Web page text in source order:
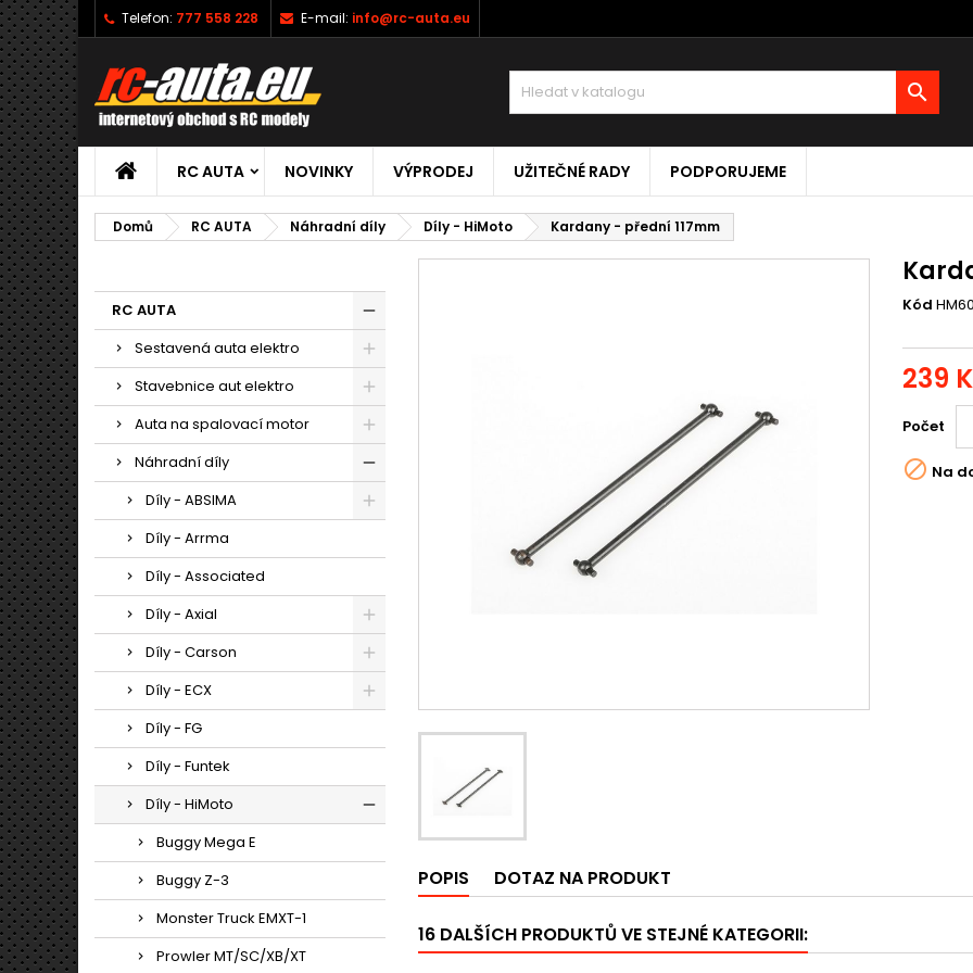
Telefon: 777 558 228 E-mail: info@rc-auta.eu

RC AUTA NOVINKY VÝPRODEJ UŽITEČNÉ RADY PODPORUJEME
Domů RC AUTA Náhradní díly Díly - HiMoto Kardany - přední 117mm
RC AUTA
Sestavená auta elektro
Stavebnice aut elektro
Auta na spalovací motor
Náhradní díly
Díly - ABSIMA
Díly - Arrma
Díly - Associated
Díly - Axial
Díly - Carson
Díly - ECX
Díly - FG
Díly - Funtek
Díly - HiMoto
Buggy Mega E
Buggy Z-3
Monster Truck EMXT-1
Prowler MT/SC/XB/XT
Kód
239
Počet
 Na
POPIS DOTAZ NA PRODUKT
16 DALŠÍCH PRODUKTŮ VE STEJNÉ KATEGORII: